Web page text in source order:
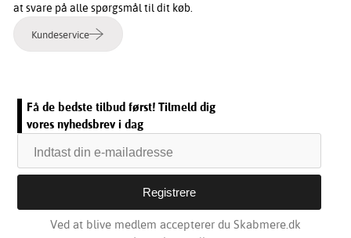
at svare på alle spørgsmål til dit køb.
Kundeservice
Få de bedste tilbud først! Tilmeld dig
vores nyhedsbrev i dag
Ved at blive medlem accepterer du Skabmere.dk